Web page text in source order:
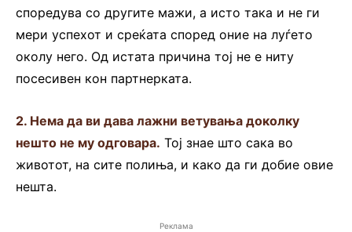
споредува со другите мажи, а исто така и не ги
мери успехот и среќата според оние на луѓето
околу него. Од истата причина тој не е ниту
посесивен кон партнерката.
2. Нема да ви дава лажни ветувања доколку
нешто не му одговара. Тој знае што сака во
животот, на сите полиња, и како да ги добие овие
нешта.
Реклама